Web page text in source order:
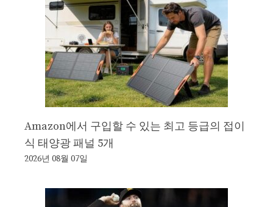
Amazon에서 구입할 수 있는 최고 등급의 접이
식 태양광 패널 5개
2026년 08월 07일